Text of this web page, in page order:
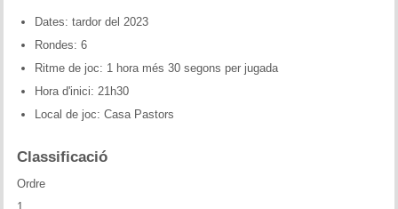
Historial Obert Baix Ter
Historial del torneig Montgrí
Dates: tardor del 2023
Rondes: 6
Ritme de joc: 1 hora més 30 segons per jugada
Hora d'inici: 21h30
Local de joc: Casa Pastors
Classificació
Ordre